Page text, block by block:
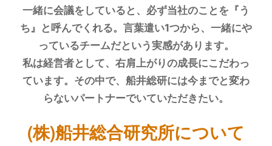
一緒に会議をしていると、必ず当社のことを『う
ち』と呼んでくれる。言葉遣い1つから、一緒にや
っているチームだという実感があります。
私は経営者として、右肩上がりの成長にこだわっ
ています。その中で、船井総研には今までと変わ
らないパートナーでいていただきたい。
(株)船井総合研究所について